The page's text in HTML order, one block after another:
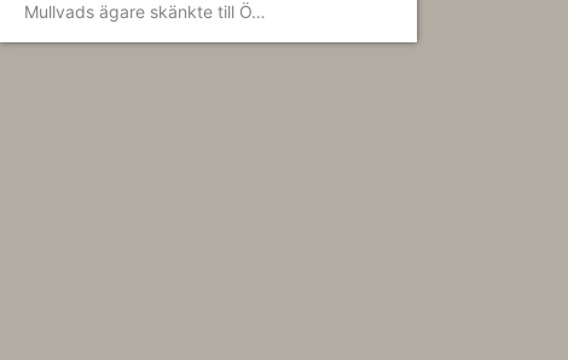
Mullvads ägare skänkte till Ö…